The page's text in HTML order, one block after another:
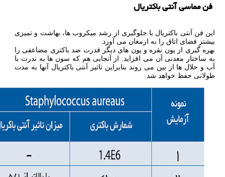
فن مماسی آنتی باکتریال
این فن آنتی باکتریال با جلوگیری از رشد میکروب ها، بهاشت و تمیزی
بیشتز فضای اتاق را به ارمغان می آورد.
بهره گیری از یون نقره و یون های دیگر قدرت ضد باکتری مضاعفی را
به ساختار معدنی آن می افزاید. از آنجایی هم که سون ها به ندرت با
آب و حلال ها از بین می روند بنابراین تاثیر آنتی باکتریال آنها به مدت
طولانی حفظ خواهد شد.